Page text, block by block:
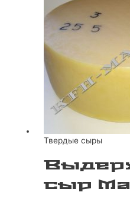
Твердые сыры
сыр